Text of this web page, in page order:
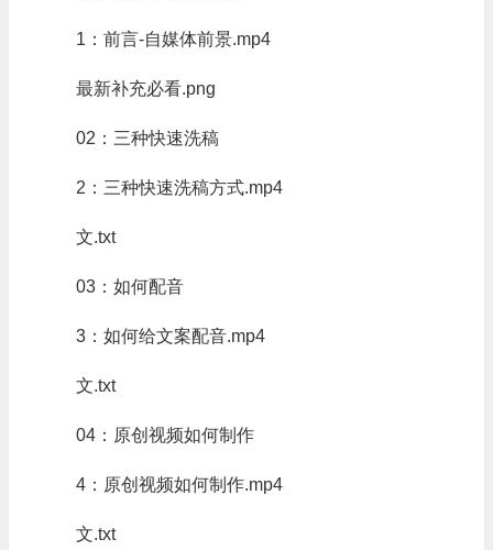
1：前言-自媒体前景.mp4
最新补充必看.png
02：三种快速洗稿
2：三种快速洗稿方式.mp4
文.txt
03：如何配音
3：如何给文案配音.mp4
文.txt
04：原创视频如何制作
4：原创视频如何制作.mp4
文.txt